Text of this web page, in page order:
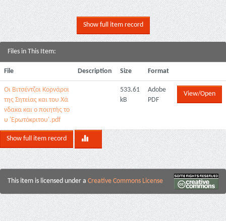
Show full item record
Files in This Item:
File Description Size Format
Οι Βιτσέντζοι Κορνάροι
της Σητείας και του Χά
νδακα και ο ποιητής το
υ 'Ερωτόκριτου'.pdf
533.61
kB
Adobe
PDF
View/Open
Show full item record
This item is licensed under a Creative Commons License